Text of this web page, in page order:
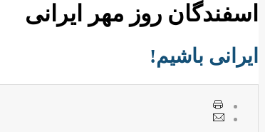
اسفندگان روز مهر ایرانی
ایرانی باشیم!